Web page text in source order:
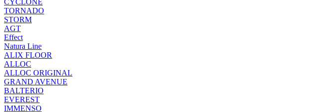
CYCLONE
TORNADO
STORM
AGT
Effect
Natura Line
ALIX FLOOR
ALLOC
ALLOC ORIGINAL
GRAND AVENUE
BALTERIO
EVEREST
IMMENSO